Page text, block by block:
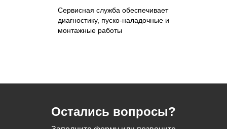
Сервисная служба обеспечивает
диагностику, пуско-наладочные и
монтажные работы
Остались вопросы?